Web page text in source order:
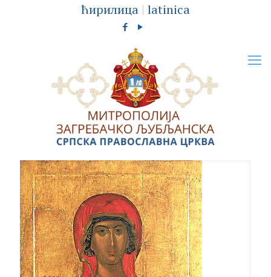
ћирилица | latinica